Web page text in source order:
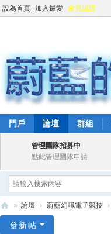
設為首頁 加入最愛 會員認證
門戶 論壇 群組
管理團隊招募中
點此管理團隊申請
» 論壇 › 蔚藍幻境電子競技 ›
發新帖